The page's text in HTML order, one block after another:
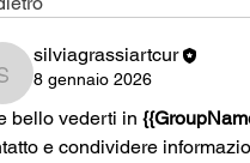
silviagrassiartcur
silviagrassiartcur
8 gennaio 2026
bello vederti in
e condividere